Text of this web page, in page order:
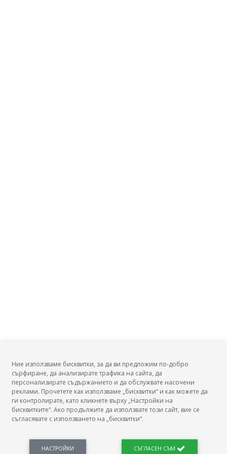
БГ Заплати
Новини, законови нормативи, кариерно ориентиране. Списък на всички
професии и трудови характеристики. Минимален облагаем доход. Калкулатор
Ние използваме бисквитки, за да ви предложим по-добро
сърфиране, да анализирате трафика на сайта, да
персонализирате съдържанието и да обслужвате насочени
реклами. Прочетете как използваме „бисквитки“ и как можете да
ги контролирате, като кликнете върху „Настройки на
бисквитките“. Ако продължите да използвате този сайт, вие се
съгласявате с използването на „бисквитки“.
НАСТРОЙКИ СЪГЛАСЕН СЪМ